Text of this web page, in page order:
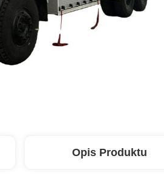
Opis Produktu